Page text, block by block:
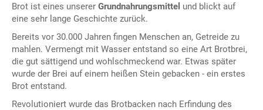
Brot ist eines unserer Grundnahrungsmittel und blickt auf
eine sehr lange Geschichte zurück.
Bereits vor 30.000 Jahren fingen Menschen an, Getreide zu
mahlen. Vermengt mit Wasser entstand so eine Art Brotbrei,
die gut sättigend und wohlschmeckend war. Etwas später
wurde der Brei auf einem heißen Stein gebacken - ein erstes
Brot entstand.
Revolutioniert wurde das Brotbacken nach Erfindung des